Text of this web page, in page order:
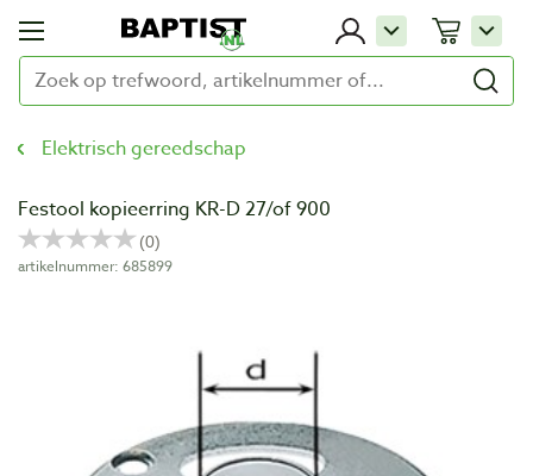
Elektrisch gereedschap
Festool kopieerring KR-D 27/of 900
artikelnummer: 685899